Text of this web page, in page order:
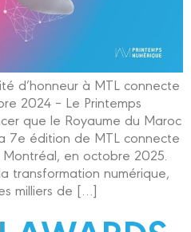
d’honneur à MTL connecte
2024 – Le Printemps
que le Royaume du Maroc
7e édition de MTL connecte
en octobre 2025.
transformation numérique,
milliers de […]